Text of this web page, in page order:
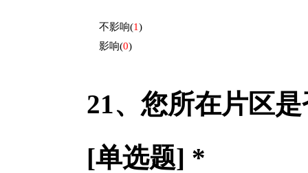
不影响(1)
影响(0)
21、 您所在片区
[单选题] *